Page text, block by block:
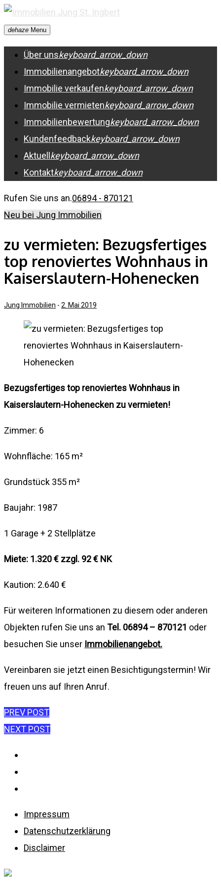
Skip
to
content
dehaze Menu
Über unskeyboard_arrow_down
Immobilienangebotkeyboard_arrow_down
Immobilie verkaufenkeyboard_arrow_down
Immobilie vermietenkeyboard_arrow_down
Immobilienbewertungkeyboard_arrow_down
Kundenfeedbackkeyboard_arrow_down
Aktuell keyboard_arrow_down
Kontaktkeyboard_arrow_down
Rufen Sie uns an.06894 - 870121
Neu bei Jung Immobilien
zu vermieten: Bezugsfertiges
top renoviertes Wohnhaus in
Kaiserslautern-Hohenecken
Jung Immobilien - 2. Mai 2019
Bezugsfertiges top renoviertes Wohnhaus in
Kaiserslautern-Hohenecken zu vermieten!
Zimmer: 6
Wohnfläche: 165 m²
Grundstück 355 m²
Baujahr: 1987
1 Garage + 2 Stellplätze
Miete: 1.320 € zzgl. 92 € NK
Kaution: 2.640 €
Für weiteren Informationen zu diesem oder anderen
Objekten rufen Sie uns an Tel. 06894 – 870121 oder
besuchen Sie unser Immobilienangebot.
Vereinbaren sie jetzt einen Besichtigungstermin! Wir
freuen uns auf Ihren Anruf.
Beitragsnavigation
PREV POST
NEXT POST
Impressum
Datenschutzerklärung
Disclaimer